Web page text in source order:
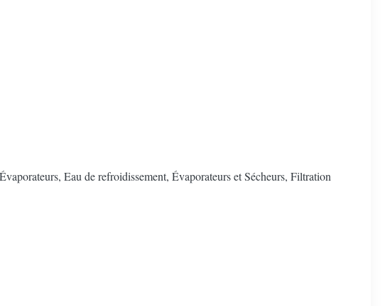
Eau de refroidissement, Évaporateurs et Sécheurs, Filtration